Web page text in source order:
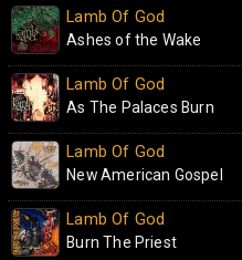
Lamb Of God
Ashes of the Wake
Lamb Of God
As The Palaces Burn
Lamb Of God
New American Gospel
Lamb Of God
Burn The Priest